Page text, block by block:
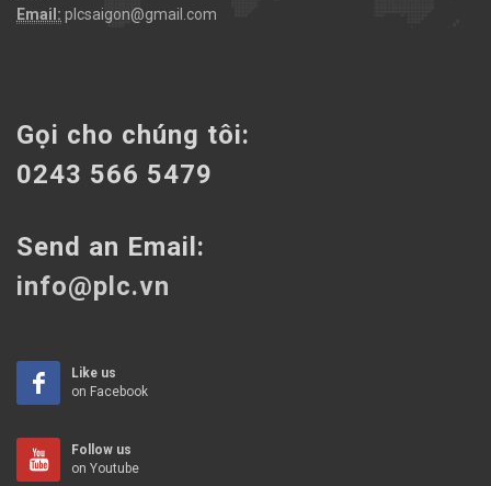
Email: plcsaigon@gmail.com
Gọi cho chúng tôi:
0243 566 5479
Send an Email:
info@plc.vn
Like us
on Facebook
Follow us
on Youtube